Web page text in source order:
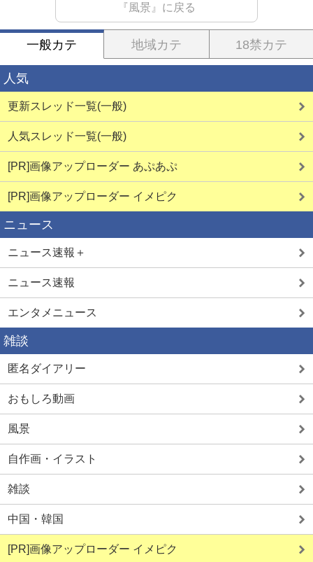
『風景』に戻る
一般カテ 地域カテ 18禁カテ
人気
更新スレッド一覧(一般)
人気スレッド一覧(一般)
[PR]画像アップローダー あぷあぷ
[PR]画像アップローダー イメピク
ニュース
ニュース速報＋
ニュース速報
エンタメニュース
雑談
匿名ダイアリー
おもしろ動画
風景
自作画・イラスト
雑談
中国・韓国
[PR]画像アップローダー イメピク